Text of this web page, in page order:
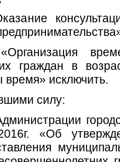
граждан в
время» исключить.
силу:
«Об